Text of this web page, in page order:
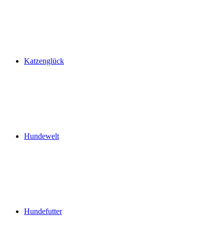
Katzenglück
Hundewelt
Hundefutter